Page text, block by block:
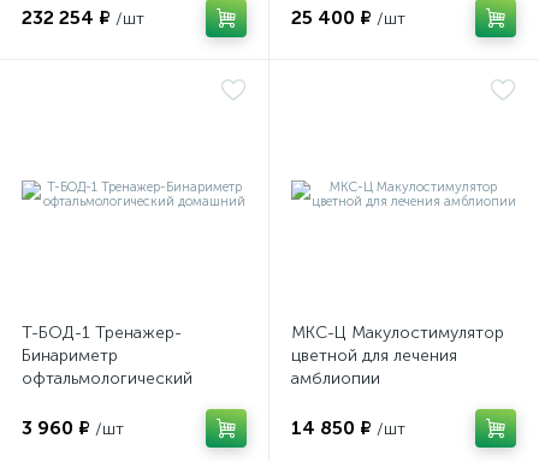
232 254 ₽ /шт
очков
25 400 ₽ /шт
Т-БОД-1 Тренажер-
Бинариметр
офтальмологический
3 960 ₽ /шт
МКС-Ц Макулостимулятор
цветной для лечения
амблиопии
14 850 ₽ /шт